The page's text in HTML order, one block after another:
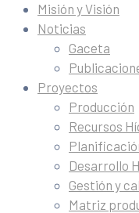
Misión y Visión
Noticias
Gaceta
Proyectos
Producción
Recursos
Desarrollo
Gestión y
Matriz